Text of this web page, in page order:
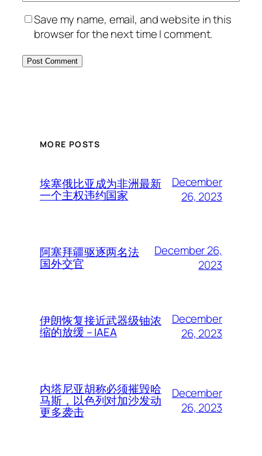
Save my name, email, and website in this
browser for the next time I comment.
MORE POSTS
埃塞俄比亚成为非洲最新
一个主权违约国家
December
26, 2023
阿塞拜疆驱逐两名法
国外交官
December 26,
2023
伊朗恢复接近武器级铀浓
缩的放缓 – IAEA
December
26, 2023
内塔尼亚胡称必须摧毁哈
马斯，以色列对加沙发动
更多袭击
December
26, 2023